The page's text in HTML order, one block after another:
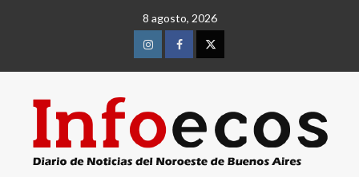
8 agosto, 2026
InstagramFacebookTwitter